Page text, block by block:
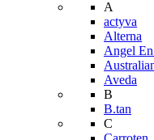
A
actyva
Alterna
Angel
Aveda
B
B.tan
C